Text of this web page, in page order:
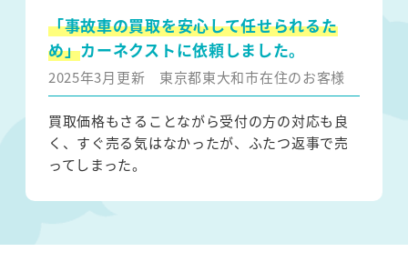
「事故車の買取を安心して任せられるた
め」カーネクストに依頼しました。
2025年3月更新 東京都東大和市在住のお客様
買取価格もさることながら受付の方の対応も良
く、すぐ売る気はなかったが、ふたつ返事で売
ってしまった。